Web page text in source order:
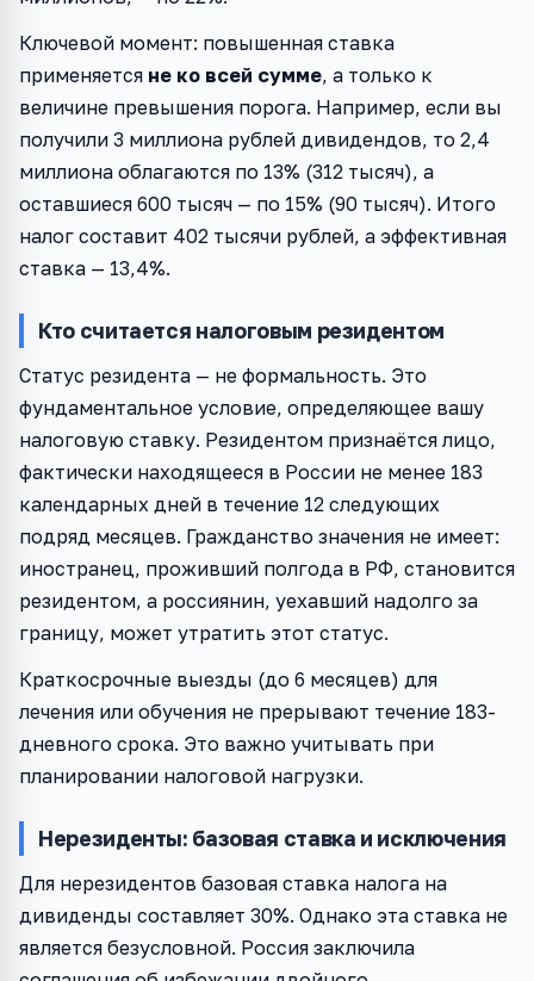
Ключевой момент: повышенная ставка
применяется не ко всей сумме, а только к
величине превышения порога. Например, если вы
получили 3 миллиона рублей дивидендов, то 2,4
миллиона облагаются по 13% (312 тысяч), а
оставшиеся 600 тысяч — по 15% (90 тысяч). Итого
налог составит 402 тысячи рублей, а эффективная
ставка — 13,4%.
Кто считается налоговым резидентом
Статус резидента — не формальность. Это
фундаментальное условие, определяющее вашу
налоговую ставку. Резидентом признаётся лицо,
фактически находящееся в России не менее 183
календарных дней в течение 12 следующих
подряд месяцев. Гражданство значения не имеет:
иностранец, проживший полгода в РФ, становится
резидентом, а россиянин, уехавший надолго за
границу, может утратить этот статус.
Краткосрочные выезды (до 6 месяцев) для
лечения или обучения не прерывают течение 183-
дневного срока. Это важно учитывать при
планировании налоговой нагрузки.
Нерезиденты: базовая ставка и исключения
Для нерезидентов базовая ставка налога на
дивиденды составляет 30%. Однако эта ставка не
является безусловной. Россия заключила